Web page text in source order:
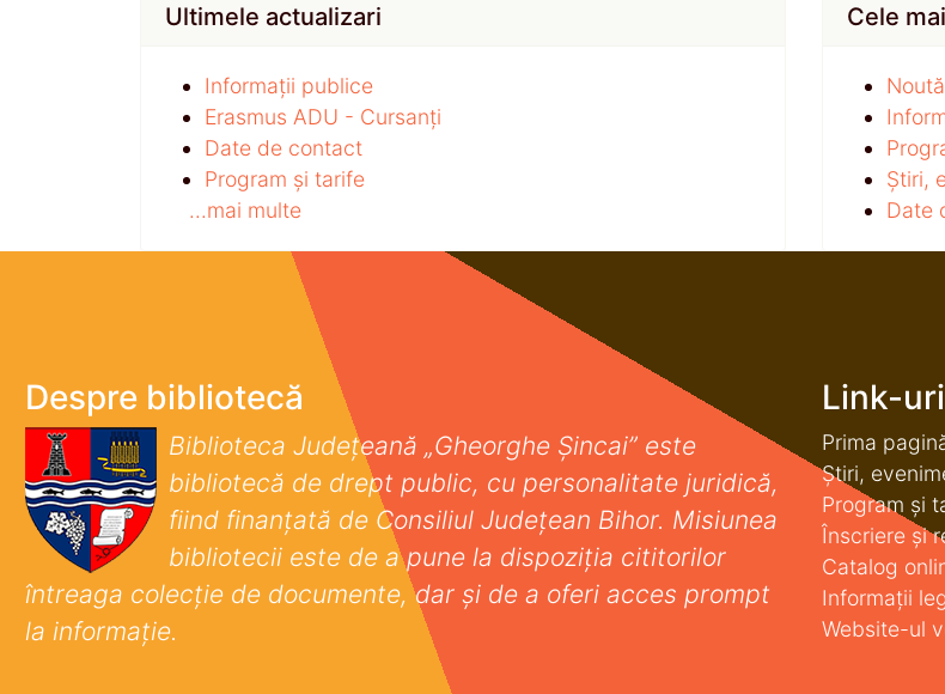
Ultimele actualizari
Informații publice
Erasmus ADU - Cursanți
Date de contact
Program și tarife
...mai multe
Cele
Știri,
Date
Despre bibliotecă
Biblioteca Județeană „Gheorghe Șincai” este
bibliotecă de drept public, cu personalitate juridică,
fiind finanţată de Consiliul Judeţean Bihor. Misiunea
bibliotecii este de a pune la dispoziţia cititorilor
întreaga colecţie de documente, dar şi de a oferi acces prompt
la informaţie.
Link-
Prima
Știri,
Program și
Înscriere și
Catalog
Informații
Website-ul